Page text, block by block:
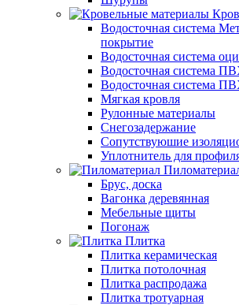
Водосточная система
покрытие
Водосточная система
Водосточная система
Водосточная система
Мягкая кровля
Рулонные материалы
Снегозадержание
Сопутствуюшие
Уплотнитель для
Брус, доска
Вагонка деревянная
Мебельные щиты
Погонаж
Плитка
Плитка керамическая
Плитка потолочная
Плитка распродажа
Плитка тротуарная